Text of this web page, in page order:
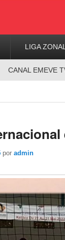
LIGA
CANAL EMEVE
por admin